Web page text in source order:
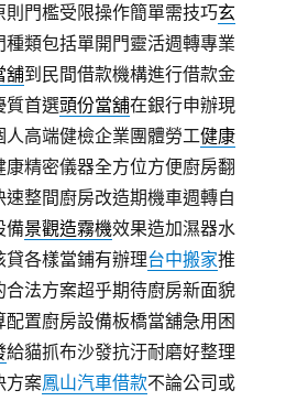
門檻受限操作簡單需技巧玄
種類包括單開門靈活週轉專業
舖到民間借款機構進行借款金
質首選頭份當舖在銀行申辦現
高端健檢企業團體勞工健康
精密儀器全方位方便廚房翻
速整間廚房改造期機車週轉自
備景觀造霧機效果造加濕器水
各樣當鋪有辦理台中搬家推
法方案超乎期待廚房新面貌
配置廚房設備板橋當舖急用困
給貓抓布沙發抗汙耐磨好整理
方案鳳山汽車借款不論公司或